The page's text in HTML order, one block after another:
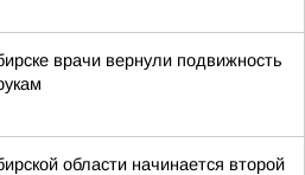
врачи вернули подвижность
области начинается второй